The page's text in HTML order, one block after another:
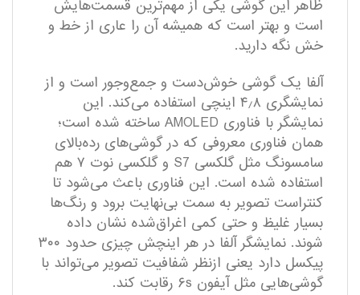
ظاهر این گوشی یکی از مهم‌ترین قسمت‌هایش
است و بهتر است که همیشه آن را عاری از خط و
خش نگه دارید.
آلفا یک گوشی خوش‌دست و جمع‌وجور است و از
نمایشگری ۴٫۸ اینچی استفاده می‌کند. این
نمایشگر با فناوری AMOLED ساخته شده است؛
همان فناوری معروفی که در گوشی‌های رده‌بالای
سامسونگ مثل گلکسی S7 و گلکسی نوت ۷ هم
استفاده شده است. این فناوری باعث می‌شود تا
کنتراست تصویر به سمت بی‌نهایت برود و رنگ‌ها
بسیار غلیظ و حتی کمی اغراق‌شده نشان داده
شوند. نمایشگر آلفا در هر اینچش چیزی حدود ۳۰۰
پیکسل دارد یعنی ازنظر شفافیت تصویر می‌تواند با
گوشی‌هایی مثل آیفون ۶s رقابت کند.